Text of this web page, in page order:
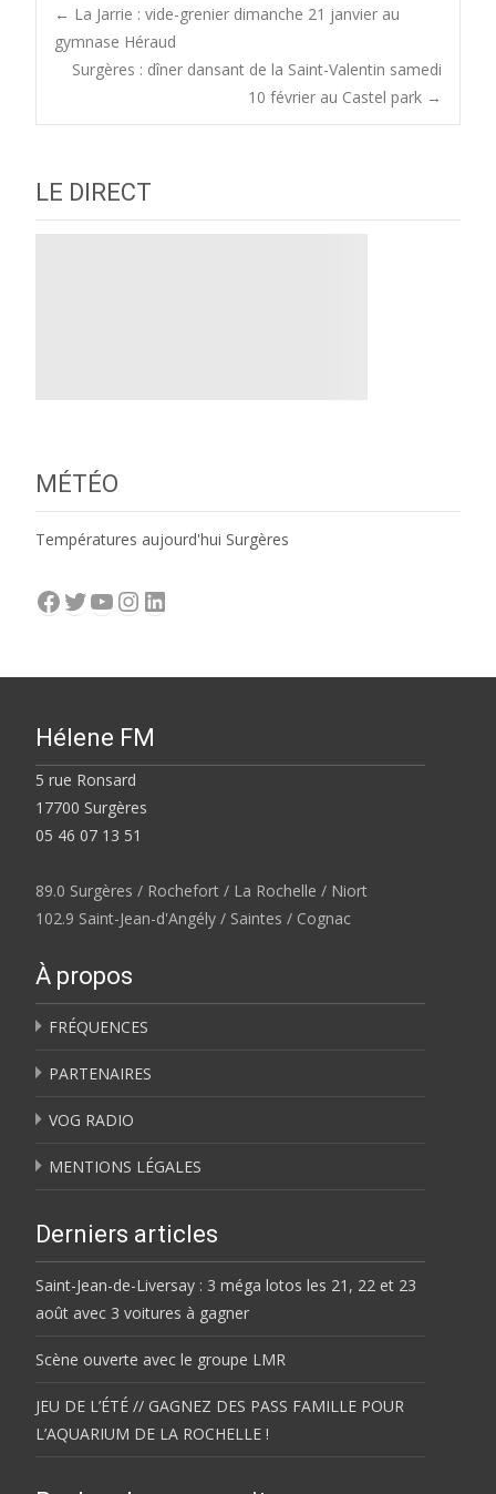
Post
navigation
← La Jarrie : vide-grenier dimanche 21 janvier au
gymnase Héraud
Surgères : dîner dansant de la Saint-Valentin samedi
10 février au Castel park →
LE DIRECT
MÉTÉO
Températures aujourd'hui Surgères
Facebook
Twitter
YouTube
Instagram
LinkedIn
Hélene FM
5 rue Ronsard
17700 Surgères
05 46 07 13 51
89.0 Surgères / Rochefort / La Rochelle / Niort
102.9 Saint-Jean-d'Angély / Saintes / Cognac
À propos
FRÉQUENCES
PARTENAIRES
VOG RADIO
MENTIONS LÉGALES
Derniers articles
Saint-Jean-de-Liversay : 3 méga lotos les 21, 22 et 23
août avec 3 voitures à gagner
Scène ouverte avec le groupe LMR
JEU DE L’ÉTÉ // GAGNEZ DES PASS FAMILLE POUR
L’AQUARIUM DE LA ROCHELLE !